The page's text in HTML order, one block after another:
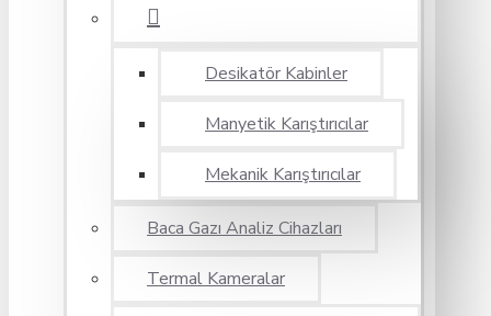
Desikatör Kabinler
Manyetik Karıştırıcılar
Mekanik Karıştırıcılar
Baca Gazı Analiz Cihazları
Termal Kameralar